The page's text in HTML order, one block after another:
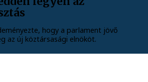
hogy a parlament jövő
az új köztársasági elnököt.